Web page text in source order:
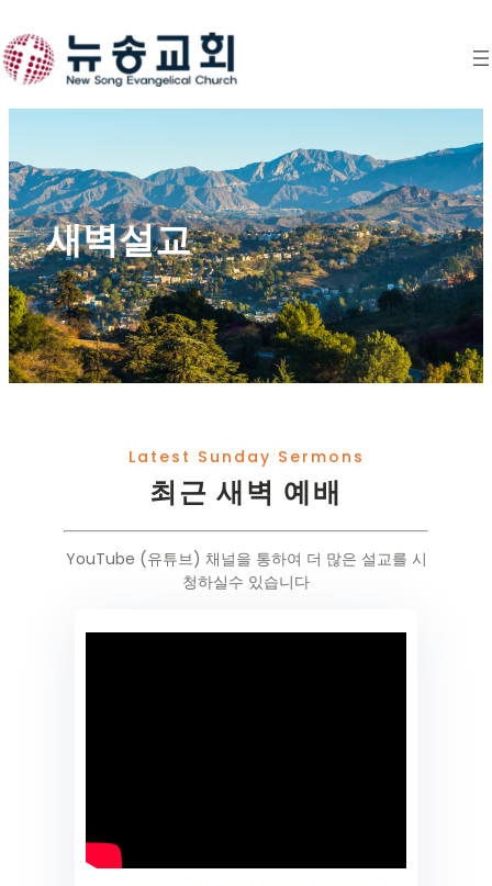
to
content
새벽설교
Latest Sunday Sermons
최근 새벽 예배
YouTube (유튜브) 채널을 통하여 더 많은 설교를 시
청하실수 있습니다